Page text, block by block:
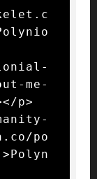
me-
p>
po